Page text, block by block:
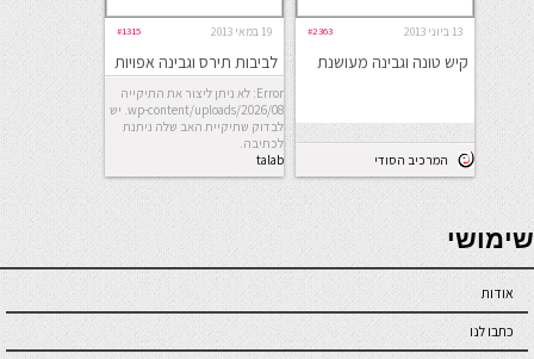
13 ביוני 2013 #2363
קיש טונה וגבינה מעושנת
המרכיב הסודי
19 במאי 2013 #1315
לביבות תירס וגבינה אפויות
Error: לא ניתן ליצור את התיקייה
wp-content/uploads/2026/08. יש
לבדוק שתיקיית האב שלה ניתנת
לכתיבה.
talab
seriöse online casinos österreich
שימושי
אודות
כתבו לנו